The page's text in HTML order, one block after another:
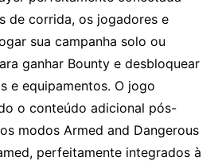
de corrida, os jogadores e
sua campanha solo ou
ganhar Bounty e desbloquear
e equipamentos. O jogo
o conteúdo adicional pós-
modos Armed and Dangerous
perfeitamente integrados à